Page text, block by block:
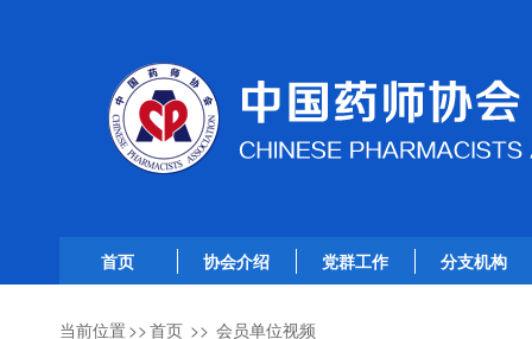
首页 协会介绍 党群工作 分支机构
当前位置 >>首页 >> 会员单位视频